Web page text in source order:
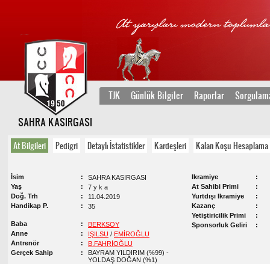
TJK Günlük Bilgiler Raporlar
SAHRA KASIRGASI
At Bilgileri Pedigri Detaylı İstatistikler Kardeşleri Kalan Koşu Hesaplama
İsim
SAHRA KASIRGASI
Yaş
7 y k a
Doğ. Trh
11.04.2019
Handikap P.
35
Baba
BERKSOY
Anne
IŞILSU / EMİROĞLU
Antrenör
B.FAHRİOĞLU
Gerçek Sahip
BAYRAM YILDIRIM (%99) -
YOLDAŞ DOĞAN (%1)
Ikramiye
At Sahibi Primi
Yurtdışı Ikramiye
Kazanç
Yetiştiricilik Primi
Sponsorluk Geliri